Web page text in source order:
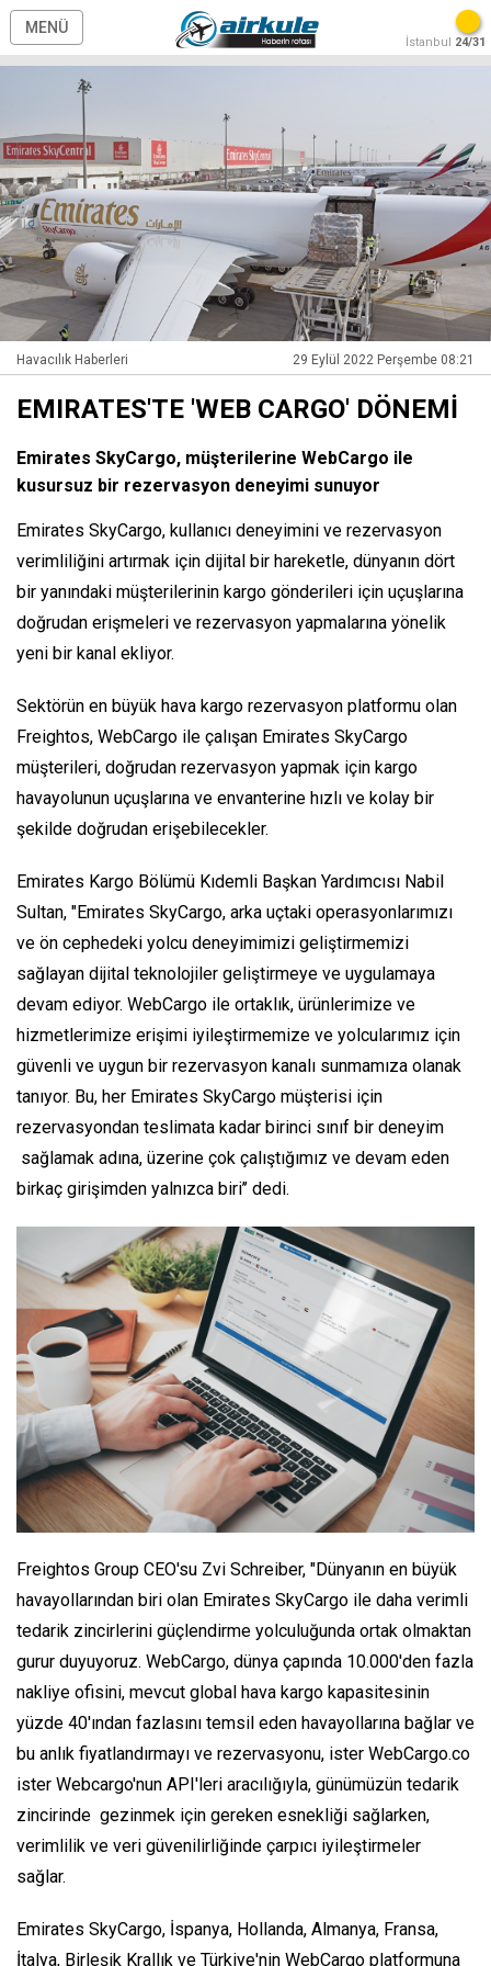
MENÜ
İstanbul 24/31
Havacılık Haberleri 29 Eylül 2022 Perşembe 08:21
EMIRATES'TE 'WEB CARGO' DÖNEMİ
Emirates SkyCargo, müşterilerine WebCargo ile
kusursuz bir rezervasyon deneyimi sunuyor
Emirates SkyCargo, kullanıcı deneyimini ve rezervasyon
verimliliğini artırmak için dijital bir hareketle, dünyanın dört
bir yanındaki müşterilerinin kargo gönderileri için uçuşlarına
doğrudan erişmeleri ve rezervasyon yapmalarına yönelik
yeni bir kanal ekliyor.
Sektörün en büyük hava kargo rezervasyon platformu olan
Freightos, WebCargo ile çalışan Emirates SkyCargo
müşterileri, doğrudan rezervasyon yapmak için kargo
havayolunun uçuşlarına ve envanterine hızlı ve kolay bir
şekilde doğrudan erişebilecekler.
Emirates Kargo Bölümü Kıdemli Başkan Yardımcısı Nabil
Sultan, "Emirates SkyCargo, arka uçtaki operasyonlarımızı
ve ön cephedeki yolcu deneyimimizi geliştirmemizi
sağlayan dijital teknolojiler geliştirmeye ve uygulamaya
devam ediyor. WebCargo ile ortaklık, ürünlerimize ve
hizmetlerimize erişimi iyileştirmemize ve yolcularımız için
güvenli ve uygun bir rezervasyon kanalı sunmamıza olanak
tanıyor. Bu, her Emirates SkyCargo müşterisi için
rezervasyondan teslimata kadar birinci sınıf bir deneyim
sağlamak adına, üzerine çok çalıştığımız ve devam eden
birkaç girişimden yalnızca biri’’ dedi.
Freightos Group CEO'su Zvi Schreiber, "Dünyanın en büyük
havayollarından biri olan Emirates SkyCargo ile daha verimli
tedarik zincirlerini güçlendirme yolculuğunda ortak olmaktan
gurur duyuyoruz. WebCargo, dünya çapında 10.000'den fazla
nakliye ofisini, mevcut global hava kargo kapasitesinin
yüzde 40'ından fazlasını temsil eden havayollarına bağlar ve
bu anlık fiyatlandırmayı ve rezervasyonu, ister WebCargo.co
ister Webcargo'nun API'leri aracılığıyla, günümüzün tedarik
zincirinde gezinmek için gereken esnekliği sağlarken,
verimlilik ve veri güvenilirliğinde çarpıcı iyileştirmeler
sağlar.
Emirates SkyCargo, İspanya, Hollanda, Almanya, Fransa,
İtalya, Birleşik Krallık ve Türkiye'nin WebCargo platformuna